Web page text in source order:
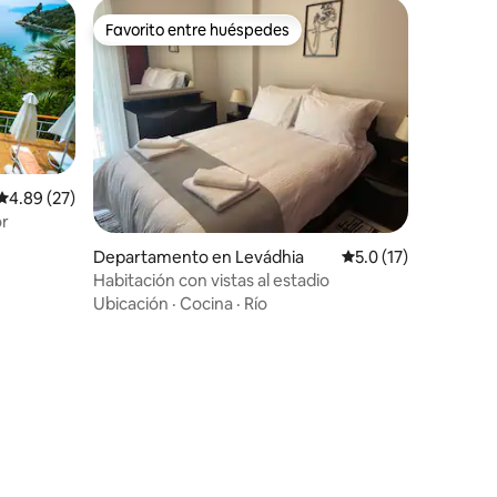
promedio: 4.89 de 5; 27 evaluaciones
4.89 (27)
Favorito entre huéspedes
Favorito entre huéspedes
Departamento en Levádhia Calificación
5.0 (17)
Habitación con vistas al estadio
Ubicación · Cocina · Río